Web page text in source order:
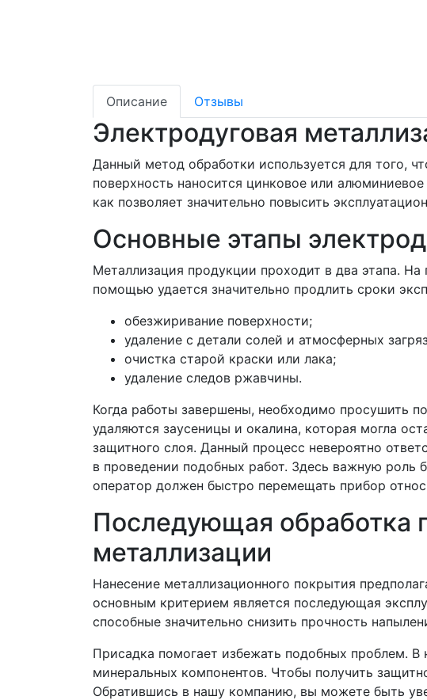
Описание
Отзывы
Электродуговая
Данный метод обработки используется для того,
поверхность наносится цинковое или
как позволяет значительно повысить
Основные этапы
Металлизация продукции проходит в два этапа. На
помощью удается значительно продлить сроки
обезжиривание поверхности;
удаление с детали солей и атмосферных
очистка старой краски или лака;
удаление следов ржавчины.
Когда работы завершены, необходимо просушить
удаляются заусеницы и окалина, которая могла
защитного слоя. Данный процесс невероятно
в проведении подобных работ. Здесь важную роль
оператор должен быстро перемещать прибор
Последующая обработка
металлизации
Нанесение металлизационного покрытия
основным критерием является последующая
способные значительно снизить прочность
Присадка помогает избежать подобных проблем.
минеральных компонентов. Чтобы получить
Обратившись в нашу компанию, вы можете быть